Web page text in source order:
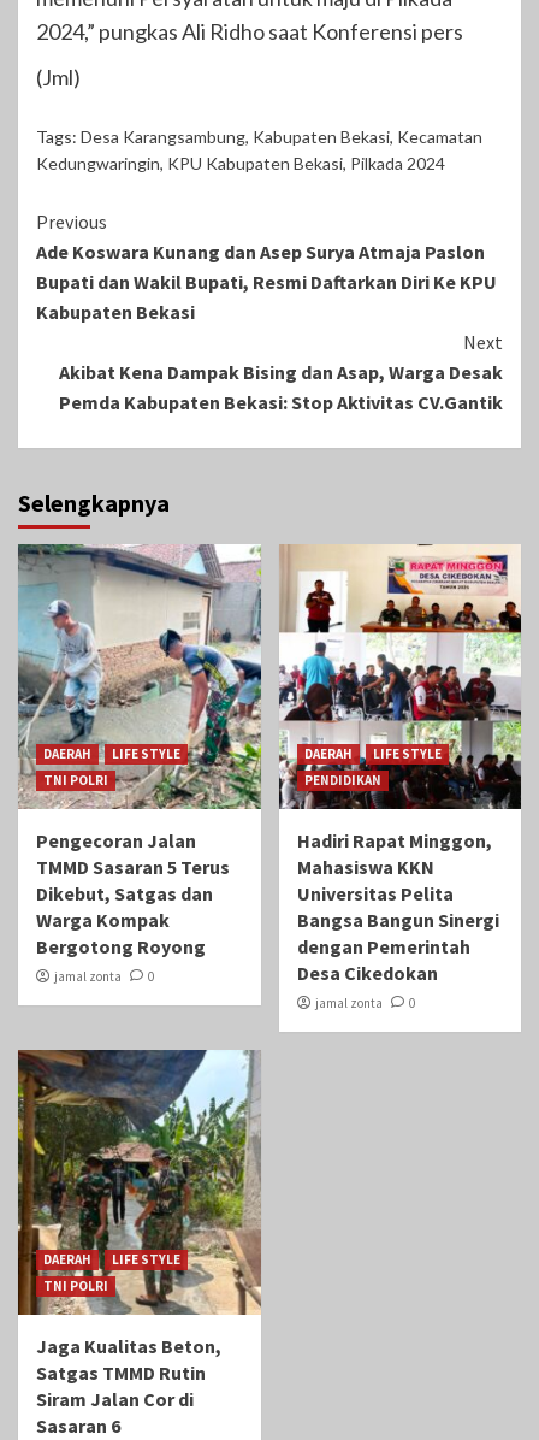
2024,” pungkas Ali Ridho saat Konferensi pers
(Jml)
Tags: Desa Karangsambung, Kabupaten Bekasi, Kecamatan
Kedungwaringin, KPU Kabupaten Bekasi, Pilkada 2024
Continue
Reading
Previous
Ade Koswara Kunang dan Asep Surya Atmaja Paslon
Bupati dan Wakil Bupati, Resmi Daftarkan Diri Ke KPU
Kabupaten Bekasi
Next
Akibat Kena Dampak Bising dan Asap, Warga Desak
Pemda Kabupaten Bekasi: Stop Aktivitas CV.Gantik
Selengkapnya
DAERAH
LIFE STYLE
TNI POLRI
Pengecoran Jalan
TMMD Sasaran 5 Terus
Dikebut, Satgas dan
Warga Kompak
Bergotong Royong
jamal zonta 0
DAERAH
LIFE STYLE
PENDIDIKAN
Hadiri Rapat Minggon,
Mahasiswa KKN
Universitas Pelita
Bangsa Bangun Sinergi
dengan Pemerintah
Desa Cikedokan
jamal zonta 0
DAERAH
LIFE STYLE
TNI POLRI
Jaga Kualitas Beton,
Satgas TMMD Rutin
Siram Jalan Cor di
Sasaran 6